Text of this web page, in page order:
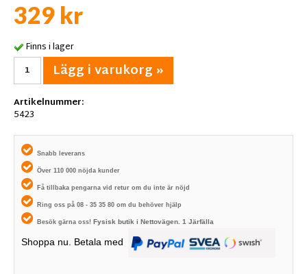
329 kr
Finns i lager
Lägg i varukorg »
Artikelnummer:
5423
Snabb leverans
Över 110 000 nöjda kunder
Få tillbaka pengarna vid retur om du inte är nöjd
Ring oss på 08 - 35 35 80 om du behöver hjälp
Besök gärna oss! Fysisk butik i Nettovägen. 1 Järfälla
Shoppa nu. Betala med